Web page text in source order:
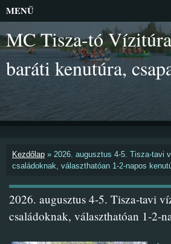
MC Tisza-tó
baráti kenutúra,
Kezdőlap » 2026. augusztus 4-5. Tisza-tavi
családoknak, választhatóan 1-2-napos
2026. augusztus 4-5. Tisza-tavi
családoknak, választhatóan 1-2-
MENÜ